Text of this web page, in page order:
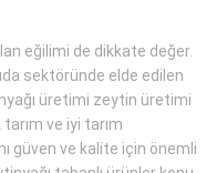
eğilimi de dikkate değer.
sektöründe elde edilen
üretimi zeytin üretimi
ve iyi tarım
güven ve kalite için önemli